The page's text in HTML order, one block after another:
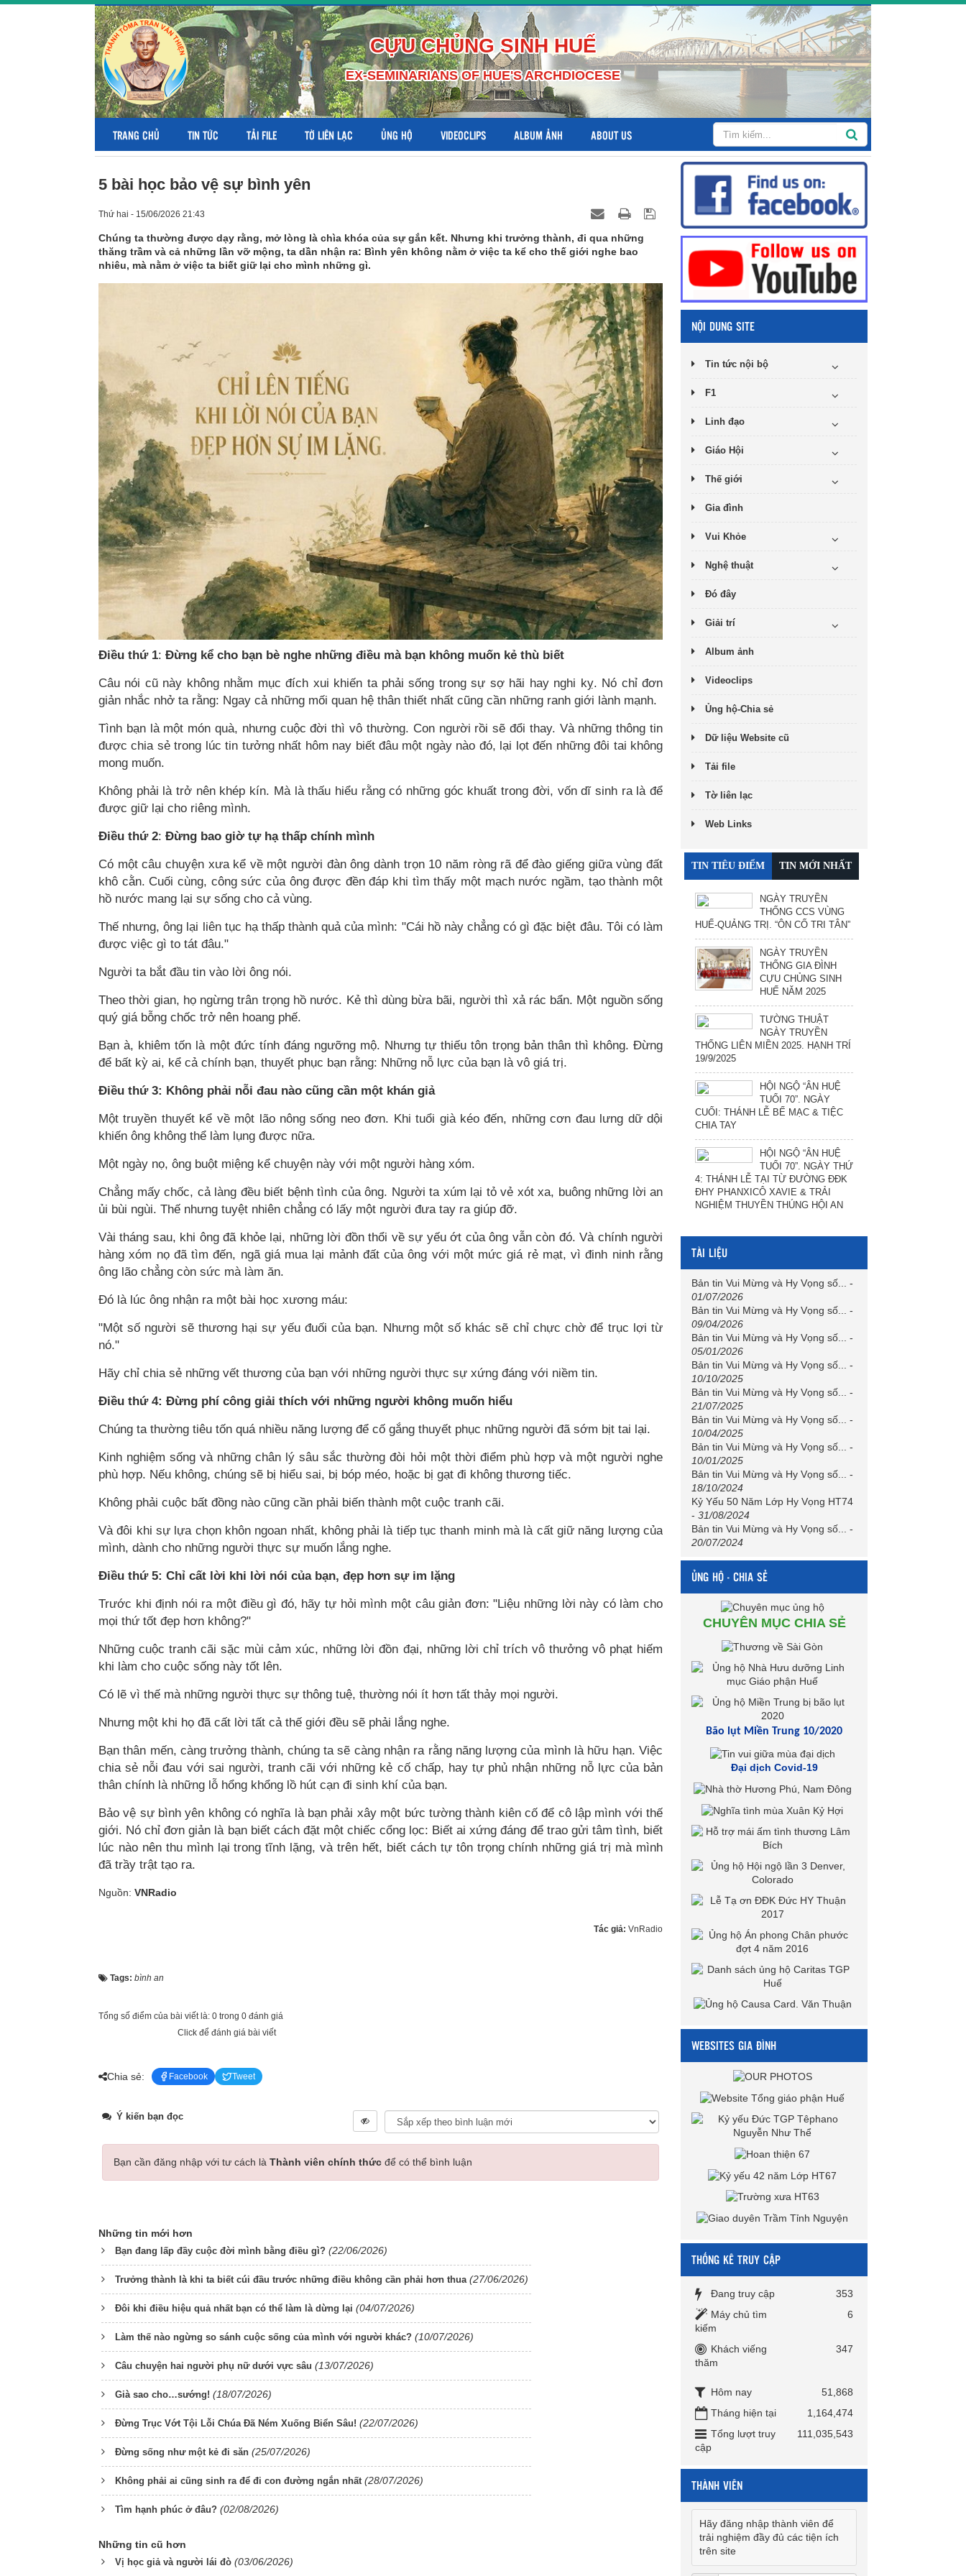
CỰU CHỦNG SINH HUẾ
EX-SEMINARIANS OF HUE'S ARCHDIOCESE
TRANG CHỦ TIN TỨC TẢI FILE TỜ LIÊN LẠC ỦNG HỘ VIDEOCLIPS ALBUM ẢNH ABOUT US
5 bài học bảo vệ sự bình yên
Thứ hai - 15/06/2026 21:43
Chúng ta thường được dạy rằng, mở lòng là chìa khóa của sự gắn kết. Nhưng khi trưởng thành, đi qua những
thăng trầm và cả những lần vỡ mộng, ta dần nhận ra: Bình yên không nằm ở việc ta kể cho thế giới nghe bao
nhiêu, mà nằm ở việc ta biết giữ lại cho mình những gì.
Điều thứ 1: Đừng kể cho bạn bè nghe những điều mà bạn không muốn kẻ thù biết
Câu nói cũ này không nhằm mục đích xui khiến ta phải sống trong sự sợ hãi hay nghi kỵ. Nó chỉ đơn
giản nhắc nhở ta rằng: Ngay cả những mối quan hệ thân thiết nhất cũng cần những ranh giới lành mạnh.
Tình bạn là một món quà, nhưng cuộc đời thì vô thường. Con người rồi sẽ đổi thay. Và những thông tin
được chia sẻ trong lúc tin tưởng nhất hôm nay biết đâu một ngày nào đó, lại lọt đến những đôi tai không
mong muốn.
Không phải là trở nên khép kín. Mà là thấu hiểu rằng có những góc khuất trong đời, vốn dĩ sinh ra là để
được giữ lại cho riêng mình.
Điều thứ 2: Đừng bao giờ tự hạ thấp chính mình
Có một câu chuyện xưa kể về một người đàn ông dành trọn 10 năm ròng rã để đào giếng giữa vùng đất
khô cằn. Cuối cùng, công sức của ông được đền đáp khi tìm thấy một mạch nước ngầm, tạo thành một
hồ nước mang lại sự sống cho cả vùng.
Thế nhưng, ông lại liên tục hạ thấp thành quả của mình: "Cái hồ này chẳng có gì đặc biệt đâu. Tôi có làm
được việc gì to tát đâu."
Người ta bắt đầu tin vào lời ông nói.
Theo thời gian, họ ngừng trân trọng hồ nước. Kẻ thì dùng bừa bãi, người thì xả rác bẩn. Một nguồn sống
quý giá bỗng chốc trở nên hoang phế.
Bạn à, khiêm tốn là một đức tính đáng ngưỡng mộ. Nhưng tự thiếu tôn trọng bản thân thì không. Đừng
để bất kỳ ai, kể cả chính bạn, thuyết phục bạn rằng: Những nỗ lực của bạn là vô giá trị.
Điều thứ 3: Không phải nỗi đau nào cũng cần một khán giả
Một truyền thuyết kể về một lão nông sống neo đơn. Khi tuổi già kéo đến, những cơn đau lưng dữ dội
khiến ông không thể làm lụng được nữa.
Một ngày nọ, ông buột miệng kể chuyện này với một người hàng xóm.
Chẳng mấy chốc, cả làng đều biết bệnh tình của ông. Người ta xúm lại tỏ vẻ xót xa, buông những lời an
ủi bùi ngùi. Thế nhưng tuyệt nhiên chẳng có lấy một người đưa tay ra giúp đỡ.
Vài tháng sau, khi ông đã khỏe lại, những lời đồn thổi về sự yếu ớt của ông vẫn còn đó. Và chính người
hàng xóm nọ đã tìm đến, ngã giá mua lại mảnh đất của ông với một mức giá rẻ mạt, vì đinh ninh rằng
ông lão chẳng còn sức mà làm ăn.
Đó là lúc ông nhận ra một bài học xương máu:
"Một số người sẽ thương hại sự yếu đuối của bạn. Nhưng một số khác sẽ chỉ chực chờ để trục lợi từ
nó."
Hãy chỉ chia sẻ những vết thương của bạn với những người thực sự xứng đáng với niềm tin.
Điều thứ 4: Đừng phí công giải thích với những người không muốn hiểu
Chúng ta thường tiêu tốn quá nhiều năng lượng để cố gắng thuyết phục những người đã sớm bịt tai lại.
Kinh nghiệm sống và những chân lý sâu sắc thường đòi hỏi một thời điểm phù hợp và một người nghe
phù hợp. Nếu không, chúng sẽ bị hiểu sai, bị bóp méo, hoặc bị gạt đi không thương tiếc.
Không phải cuộc bất đồng nào cũng cần phải biến thành một cuộc tranh cãi.
Và đôi khi sự lựa chọn khôn ngoan nhất, không phải là tiếp tục thanh minh mà là cất giữ năng lượng của
mình, dành cho những người thực sự muốn lắng nghe.
Điều thứ 5: Chỉ cất lời khi lời nói của bạn, đẹp hơn sự im lặng
Trước khi định nói ra một điều gì đó, hãy tự hỏi mình một câu giản đơn: "Liệu những lời này có làm cho
mọi thứ tốt đẹp hơn không?"
Những cuộc tranh cãi sặc mùi cảm xúc, những lời đồn đại, những lời chỉ trích vô thưởng vô phạt hiếm
khi làm cho cuộc sống này tốt lên.
Có lẽ vì thế mà những người thực sự thông tuệ, thường nói ít hơn tất thảy mọi người.
Nhưng một khi họ đã cất lời tất cả thế giới đều sẽ phải lắng nghe.
Bạn thân mến, càng trưởng thành, chúng ta sẽ càng nhận ra rằng năng lượng của mình là hữu hạn. Việc
chia sẻ nỗi đau với sai người, tranh cãi với những kẻ cố chấp, hay tự phủ nhận những nỗ lực của bản
thân chính là những lỗ hổng khổng lồ hút cạn đi sinh khí của bạn.
Bảo vệ sự bình yên không có nghĩa là bạn phải xây một bức tường thành kiên cố để cô lập mình với thế
giới. Nó chỉ đơn giản là bạn biết cách đặt một chiếc cổng lọc: Biết ai xứng đáng để trao gửi tâm tình, biết
lúc nào nên thu mình lại trong tĩnh lặng, và trên hết, biết cách tự tôn trọng chính những giá trị mà mình
đã trầy trật tạo ra.
Nguồn: VNRadio
Tác giả: VnRadio
Tags: bình an
Tổng số điểm của bài viết là: 0 trong 0 đánh giá
Click để đánh giá bài viết
Chia sẻ: Facebook Tweet
Ý kiến bạn đọc
Bạn cần đăng nhập với tư cách là Thành viên chính thức để có thể bình luận
Những tin mới hơn
Bạn đang lấp đầy cuộc đời mình bằng điều gì? (22/06/2026)
Trưởng thành là khi ta biết cúi đầu trước những điều không cần phải hơn thua (27/06/2026)
Đôi khi điều hiệu quả nhất bạn có thể làm là dừng lại (04/07/2026)
Làm thế nào ngừng so sánh cuộc sống của mình với người khác? (10/07/2026)
Câu chuyện hai người phụ nữ dưới vực sâu (13/07/2026)
Già sao cho…sướng! (18/07/2026)
Đừng Trục Vớt Tội Lỗi Chúa Đã Ném Xuống Biển Sâu! (22/07/2026)
Đừng sống như một kẻ đi săn (25/07/2026)
Không phải ai cũng sinh ra để đi con đường ngắn nhất (28/07/2026)
Tìm hạnh phúc ở đâu? (02/08/2026)
Những tin cũ hơn
Vị học giả và người lái đò (03/06/2026)
NỘI DUNG SITE
Tin tức nội bộ
F1
Linh đạo
Giáo Hội
Thế giới
Gia đình
Vui Khỏe
Nghệ thuật
Đó đây
Giải trí
Album ảnh
Videoclips
Ủng hộ-Chia sẻ
Dữ liệu Website cũ
Tải file
Tờ liên lạc
Web Links
TIN TIÊU ĐIỂM TIN MỚI NHẤT
NGÀY TRUYỀN
THỐNG CCS VÙNG
HUẾ-QUẢNG TRỊ. “ÔN CỐ TRI TÂN”
NGÀY TRUYỀN
THỐNG GIA ĐÌNH
CỰU CHỦNG SINH
HUẾ NĂM 2025
TƯỜNG THUẬT
NGÀY TRUYỀN
THỐNG LIÊN MIỀN 2025. HẠNH TRÍ
19/9/2025
HỘI NGỘ “ÂN HUỆ
TUỔI 70”. NGÀY
CUỐI: THÁNH LỄ BẾ MẠC & TIỆC
CHIA TAY
HỘI NGỘ “ÂN HUỆ
TUỔI 70”. NGÀY THỨ
4: THÁNH LỄ TẠI TỪ ĐƯỜNG ĐĐK
ĐHY PHANXICÔ XAVIE & TRẢI
NGHIỆM THUYỀN THÚNG HỘI AN
TÀI LIỆU
Bản tin Vui Mừng và Hy Vọng số...
-
01/07/2026
Bản tin Vui Mừng và Hy Vọng số...
-
09/04/2026
Bản tin Vui Mừng và Hy Vọng số...
-
05/01/2026
Bản tin Vui Mừng và Hy Vọng số...
-
10/10/2025
Bản tin Vui Mừng và Hy Vọng số...
-
21/07/2025
Bản tin Vui Mừng và Hy Vọng số...
-
10/04/2025
Bản tin Vui Mừng và Hy Vọng số...
-
10/01/2025
Bản tin Vui Mừng và Hy Vọng số...
-
18/10/2024
Kỷ Yếu 50 Năm Lớp Hy Vọng HT74
- 31/08/2024
Bản tin Vui Mừng và Hy Vọng số...
-
20/07/2024
ỦNG HỘ - CHIA SẺ
CHUYÊN MỤC CHIA SẺ
Bão lụt Miền Trung 10/2020
Đại dịch Covid-19
WEBSITES GIA ĐÌNH
THỐNG KÊ TRUY CẬP
Đang truy cập
353
Máy chủ tìm
kiếm
6
Khách viếng
thăm
347
Hôm nay
51,868
Tháng hiện tại
1,164,474
Tổng lượt truy
cập
111,035,543
THÀNH VIÊN
Hãy đăng nhập thành viên để
trải nghiệm đầy đủ các tiện ích
trên site